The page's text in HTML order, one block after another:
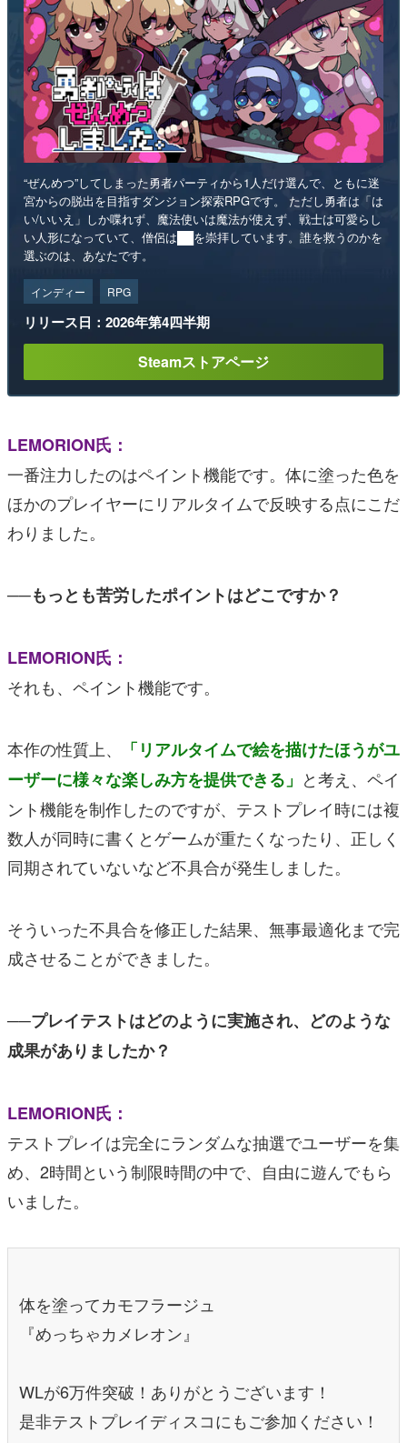
“ぜんめつ”してしまった勇者パーティから1人だけ選んで、ともに迷
宮からの脱出を目指すダンジョン探索RPGです。 ただし勇者は「は
い/いいえ」しか喋れず、魔法使いは魔法が使えず、戦士は可愛らし
い人形になっていて、僧侶は██を崇拝しています。誰を救うのかを
選ぶのは、あなたです。
インディー RPG
リリース日：2026年第4四半期
Steamストアページ
LEMORION氏：
一番注力したのはペイント機能です。体に塗った色を
ほかのプレイヤーにリアルタイムで反映する点にこだ
わりました。
──もっとも苦労したポイントはどこですか？
LEMORION氏：
それも、ペイント機能です。
本作の性質上、
「リアルタイムで絵を描けたほうがユ
ーザーに様々な楽しみ方を提供できる」 と考え、ペイ
ント機能を制作したのですが、テストプレイ時には複
数人が同時に書くとゲームが重たくなったり、正しく
同期されていないなど不具合が発生しました。
そういった不具合を修正した結果、無事最適化まで完
成させることができました。
──プレイテストはどのように実施され、どのような
成果がありましたか？
LEMORION氏：
テストプレイは完全にランダムな抽選でユーザーを集
め、2時間という制限時間の中で、自由に遊んでもら
いました。
体を塗ってカモフラージュ
『めっちゃカメレオン』
WLが6万件突破！ありがとうございます！
是非テストプレイディスコにもご参加ください！